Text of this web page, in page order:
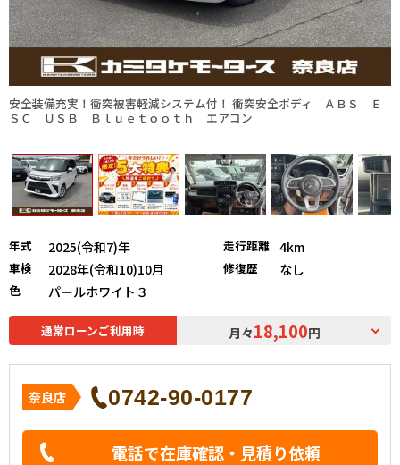
安全装備充実！衝突被害軽減システム付！ 衝突安全ボディ ＡＢＳ Ｅ
ＳＣ ＵＳＢ Ｂｌｕｅｔｏｏｔｈ エアコン
年式 2025(令和7)年 走行距離 4km
車検 2028年(令和10)10月 修復歴 なし
色 パールホワイト３
通常ローンご利用時 月々18,100円
奈良店 0742-90-0177
電話で在庫確認・見積り依頼